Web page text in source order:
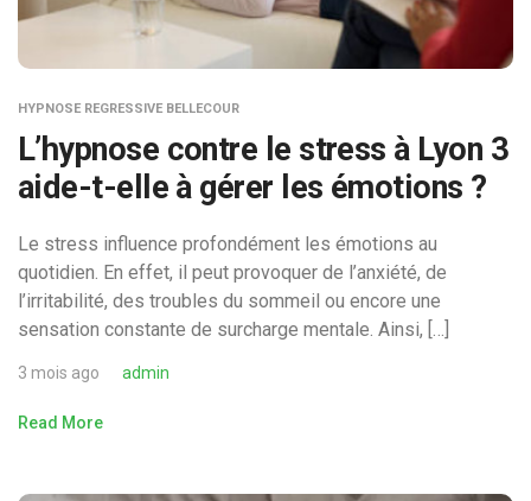
HYPNOSE REGRESSIVE BELLECOUR
L’hypnose contre le stress à Lyon 3
aide-t-elle à gérer les émotions ?
Le stress influence profondément les émotions au
quotidien. En effet, il peut provoquer de l’anxiété, de
l’irritabilité, des troubles du sommeil ou encore une
sensation constante de surcharge mentale. Ainsi, […]
3 mois ago admin
Read More